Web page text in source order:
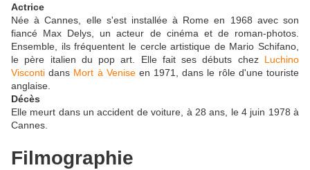
Actrice
Née à Cannes, elle s'est installée à Rome en 1968 avec son
fiancé Max Delys, un acteur de cinéma et de roman-photos.
Ensemble, ils fréquentent le cercle artistique de Mario Schifano,
le père italien du pop art. Elle fait ses débuts chez Luchino
Visconti dans Mort à Veniseen 1971, dans le rôle d'une touriste
anglaise.
Décès
Elle meurt dans un accident de voiture, à 28 ans, le 4 juin 1978 à
Cannes.
Filmographie